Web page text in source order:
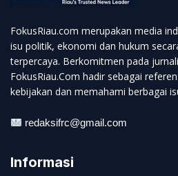
FokusRiau.com merupakan media
isu politik, ekonomi dan hukum
terpercaya. Berkomitmen pada
FokusRiau.Com hadir sebagai
kebijakan dan memahami berbagai
redaksifrc@gmail.com
Informasi